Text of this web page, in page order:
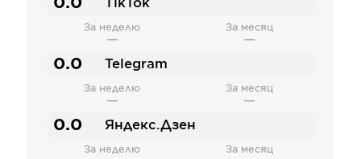
0.0 TikTok
За неделю
—
За месяц
—
0.0 Telegram
За неделю
—
За месяц
—
0.0 Яндекс.Дзен
За неделю За месяц